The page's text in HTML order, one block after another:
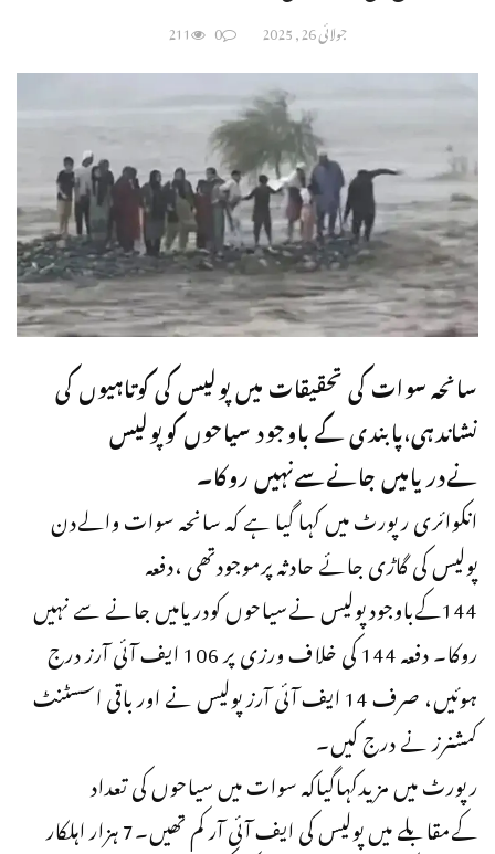
جولائی 26, 2025 0
211
سانحہ سوات کی تحقیقات میں پولیس کی کوتاہیوں کی
نشاندہی،پابندی کے باوجود سیاحوں کوپولیس
نےدریامیں جانےسےنہیں روکا۔
انکوائری رپورٹ میں کہا گیا ہے کہ سانحہ سوات والےدن
پولیس کی گاڑی جائے حادثہ پرموجودتھی ،دفعہ
144کےباوجودپولیس نےسیاحوں کودریامیں جانے سے نہیں
روکا۔ دفعہ 144 کی خلاف ورزی پر 106 ایف آئی آرز درج
ہوئیں، صرف 14 ایف آئی آرز پولیس نے اور باقی اسسٹنٹ
کمشنرز نے درج کیں۔
رپورٹ میں مزیدکہاگیاکہ سوات میں سیاحوں کی تعداد
کےمقابلے میں پولیس کی ایف آئی آر کم تھیں۔7 ہزار اہلکار